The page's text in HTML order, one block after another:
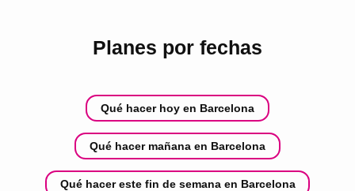
Planes por fechas
Qué hacer hoy en Barcelona
Qué hacer mañana en Barcelona
Qué hacer este fin de semana en Barcelona